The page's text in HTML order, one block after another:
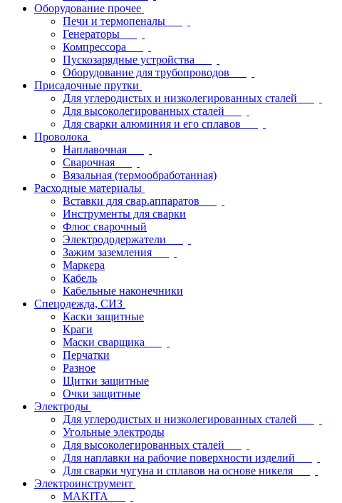
Оборудование прочее
Печи и термопеналы
Генераторы
Компрессора
Пускозарядные устройства
Оборудование для трубопроводов
Присадочные прутки
Для углеродистых и низколегированных сталей
Для высоколегированных сталей
Для сварки алюминия и его сплавов
Проволока
Наплавочная
Сварочная
Вязальная (термообработанная)
Расходные материалы
Вставки для свар.аппаратов
Инструменты для сварки
Флюс сварочный
Электрододержатели
Зажим заземления
Маркера
Кабель
Кабельные наконечники
Спецодежда, СИЗ
Каски защитные
Краги
Маски сварщика
Перчатки
Разное
Щитки защитные
Очки защитные
Электроды
Для углеродистых и низколегированных сталей
Угольные электроды
Для высоколегированных сталей
Для наплавки на рабочие поверхности изделий
Для сварки чугуна и сплавов на основе никеля
Электроинструмент
МAKITA